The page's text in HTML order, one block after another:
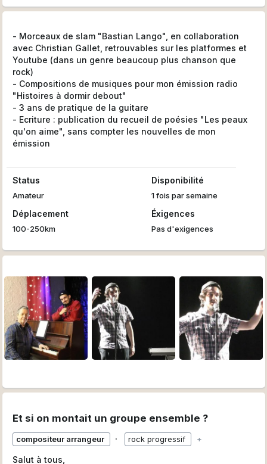
- Morceaux de slam "Bastian Lango", en collaboration
avec Christian Gallet, retrouvables sur les platformes et
Youtube (dans un genre beaucoup plus chanson que
rock)
- Compositions de musiques pour mon émission radio
"Histoires à dormir debout"
- 3 ans de pratique de la guitare
- Ecriture : publication du recueil de poésies "Les peaux
qu'on aime", sans compter les nouvelles de mon
émission
Status
Amateur
Disponibilité
1 fois par semaine
Déplacement
100-250km
Éxigences
Pas d'exigences
Et si on montait un groupe ensemble ?
compositeur arrangeur ∙ rock progressif +
Salut à tous,